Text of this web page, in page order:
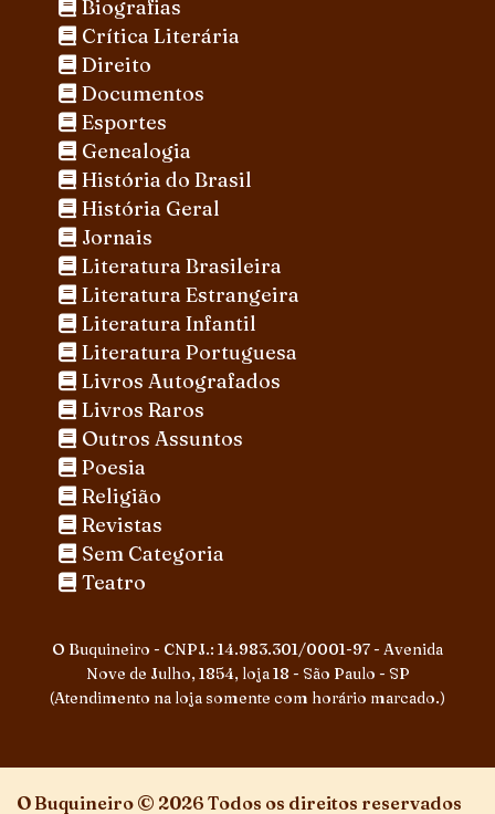
Biografias
Crítica Literária
Direito
Documentos
Esportes
Genealogia
História do Brasil
História Geral
Jornais
Literatura Brasileira
Literatura Estrangeira
Literatura Infantil
Literatura Portuguesa
Livros Autografados
Livros Raros
Outros Assuntos
Poesia
Religião
Revistas
Sem Categoria
Teatro
O Buquineiro - CNPJ.: 14.983.301/0001-97 - Avenida
Nove de Julho, 1854, loja 18 - São Paulo - SP
(Atendimento na loja somente com horário marcado.)
O Buquineiro © 2026 Todos os direitos reservados